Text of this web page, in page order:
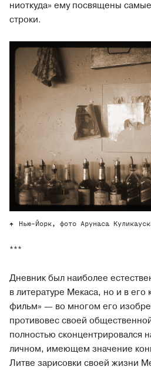
ниоткуда» ему посвящены
строки.
Нью-Йорк, фото Арунаса
***
Дневник был наиболее
в литературе Мекаса, но и в его
фильм» — во многом его
противовес своей
полностью сконцентрировался
личном, имеющем значение
Литве зарисовки своей жизни